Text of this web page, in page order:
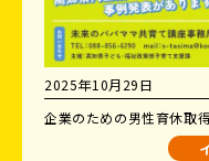
2025年10月29日
企業のための男性育休取